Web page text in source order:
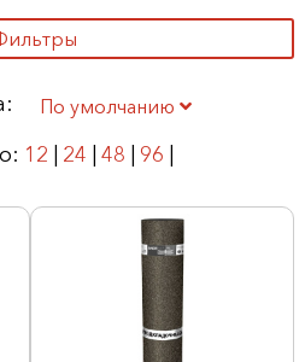
По умолчанию
12 | 24 | 48 | 96 |